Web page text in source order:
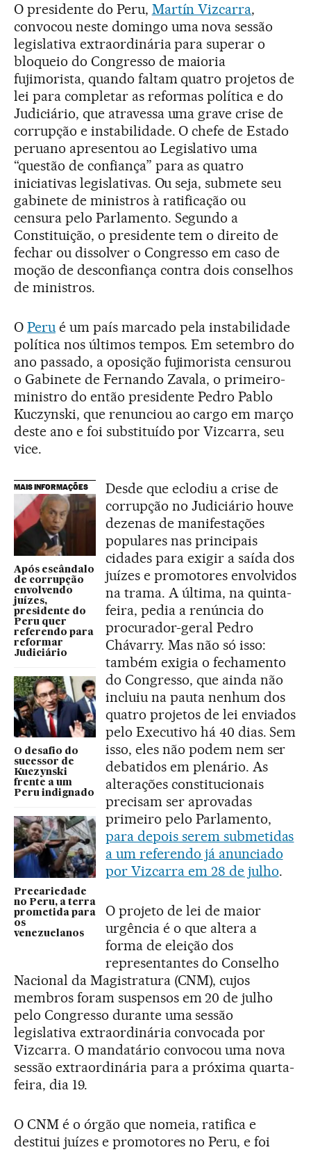
O presidente do Peru, Martín Vizcarra,
convocou neste domingo uma nova sessão
legislativa extraordinária para superar o
bloqueio do Congresso de maioria
fujimorista, quando faltam quatro projetos de
lei para completar as reformas política e do
Judiciário, que atravessa uma grave crise de
corrupção e instabilidade. O chefe de Estado
peruano apresentou ao Legislativo uma
“questão de confiança” para as quatro
iniciativas legislativas. Ou seja, submete seu
gabinete de ministros à ratificação ou
censura pelo Parlamento. Segundo a
Constituição, o presidente tem o direito de
fechar ou dissolver o Congresso em caso de
moção de desconfiança contra dois conselhos
de ministros.
O Perué um país marcado pela instabilidade
política nos últimos tempos. Em setembro do
ano passado, a oposição fujimorista censurou
o Gabinete de Fernando Zavala, o primeiro-
ministro do então presidente Pedro Pablo
Kuczynski, que renunciou ao cargo em março
deste ano e foi substituído por Vizcarra, seu
vice.
MAIS INFORMAÇÕES
Após escândalo
de corrupção
envolvendo
juízes,
presidente do
Peru quer
referendo para
reformar
Judiciário
O desafio do
sucessor de
Kuczynski
frente a um
Peru indignado
Precariedade
no Peru, a terra
prometida para
os
venezuelanos
Desde que eclodiu a crise de
corrupção no Judiciário houve
dezenas de manifestações
populares nas principais
cidades para exigir a saída dos
juízes e promotores envolvidos
na trama. A última, na quinta-
feira, pedia a renúncia do
procurador-geral Pedro
Chávarry. Mas não só isso:
também exigia o fechamento
do Congresso, que ainda não
incluiu na pauta nenhum dos
quatro projetos de lei enviados
pelo Executivo há 40 dias. Sem
isso, eles não podem nem ser
debatidos em plenário. As
alterações constitucionais
precisam ser aprovadas
primeiro pelo Parlamento,
para depois serem submetidas
a um referendo já anunciado
por Vizcarra em 28 de julho.
O projeto de lei de maior
urgência é o que altera a
forma de eleição dos
representantes do Conselho
Nacional da Magistratura (CNM), cujos
membros foram suspensos em 20 de julho
pelo Congresso durante uma sessão
legislativa extraordinária convocada por
Vizcarra. O mandatário convocou uma nova
sessão extraordinária para a próxima quarta-
feira, dia 19.
O CNM é o órgão que nomeia, ratifica e
destitui juízes e promotores no Peru, e foi